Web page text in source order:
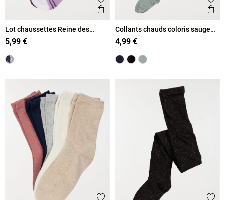
Ajouter aux favoris
Aperçu rapide
Lot chaussettes Reine des
Neiges fille
5,99 €
Collants chauds coloris sauge
fille
4,99 €